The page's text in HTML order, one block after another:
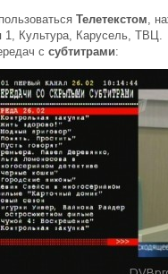
Телетекстом,
1, Культура, Карусель, ТВЦ.
с субтитрами: